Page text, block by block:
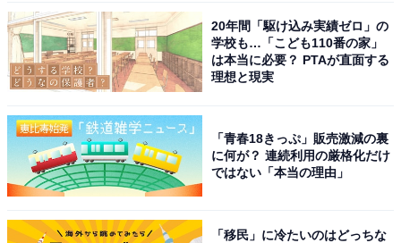
「以前から行ってみたかった銀山温泉は、ノスタル
ジーな雰囲気があり、この時期に訪れたら桜も咲い
ていて、素晴らしい景色が楽しめると思ったから」
（30代女性／岩手県）
※回答者からのコメントは原文ママです
20年間「駆け込み実績ゼロ」の
学校も…「こども110番の家」
は本当に必要？ PTAが直面する
理想と現実
「青春18きっぷ」販売激減の裏
に何が？ 連続利用の厳格化だけ
ではない「本当の理由」
「移民」に冷たいのはどっちな